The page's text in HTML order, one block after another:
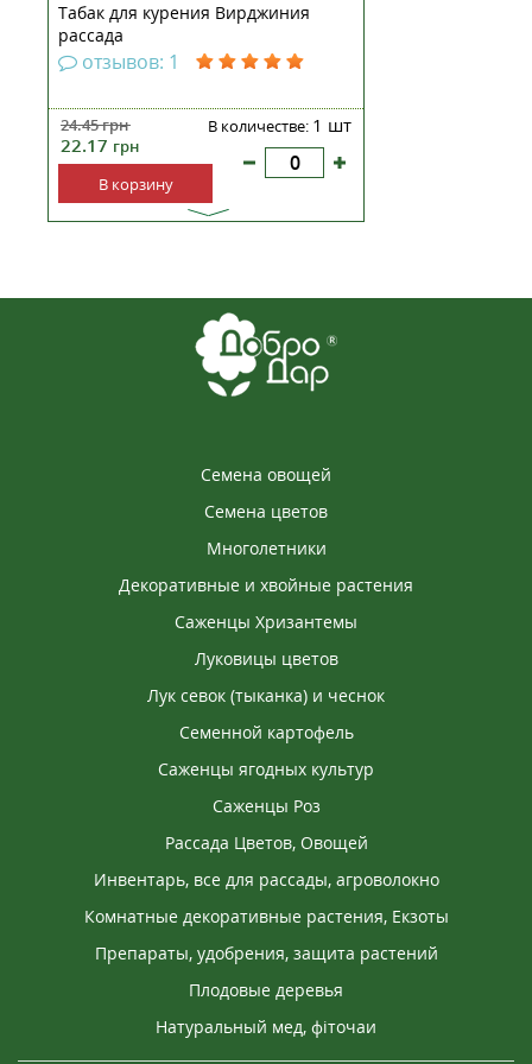
Табак для курения Вирджиния
рассада
отзывов: 1
24.45грн
22.17 грн
В количестве: 1 шт
В корзину
Семена овощей
Семена цветов
Многолетники
Декоративные и хвойные растения
Саженцы Хризантемы
Луковицы цветов
Лук севок (тыканка) и чеснок
Семенной картофель
Саженцы ягодных культур
Саженцы Роз
Рассада Цветов, Овощей
Инвентарь, все для рассады, агроволокно
Комнатные декоративные растения, Екзоты
Препараты, удобрения, защита растений
Плодовые деревья
Натуральный мед, фіточаи